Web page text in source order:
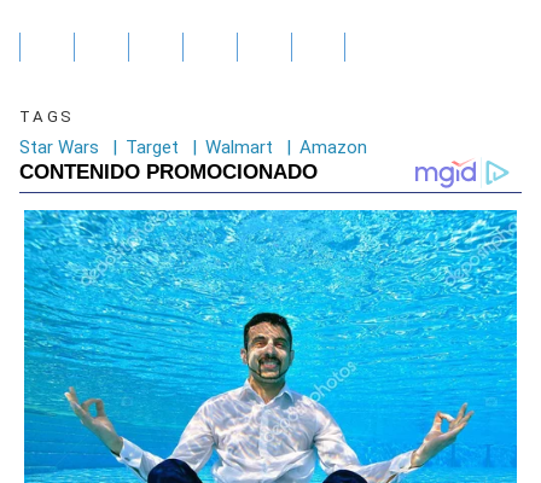
TAGS
Star Wars | Target | Walmart | Amazon